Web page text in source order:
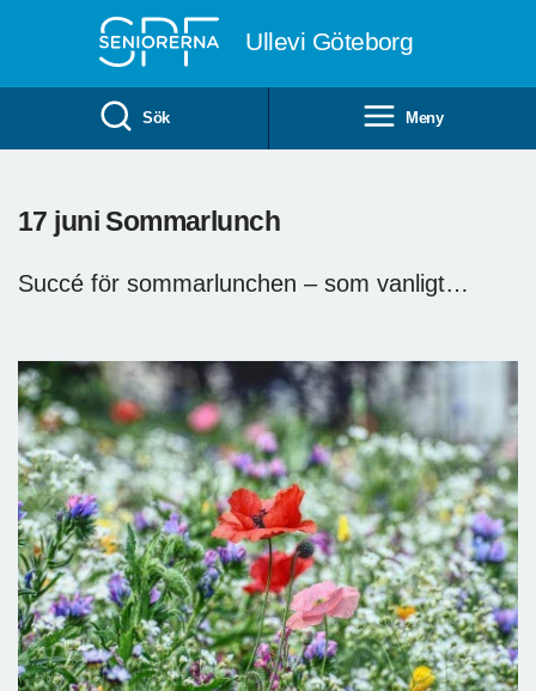
Ullevi Göteborg
Sök Meny
17 juni Sommarlunch
Succé för sommarlunchen – som vanligt…